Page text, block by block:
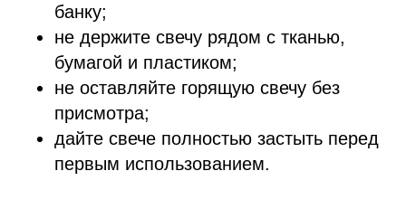
банку;
не держите свечу рядом с тканью,
бумагой и пластиком;
не оставляйте горящую свечу без
присмотра;
дайте свече полностью застыть перед
первым использованием.